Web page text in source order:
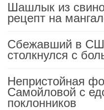
Шашлык из
рецепт на
Сбежавший в
столкнулся с
Непристойная
Самойловой с
поклонников